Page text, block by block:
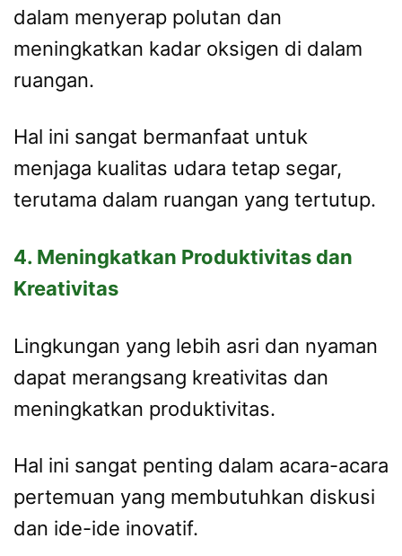
dalam menyerap polutan dan
meningkatkan kadar oksigen di dalam
ruangan.
Hal ini sangat bermanfaat untuk
menjaga kualitas udara tetap segar,
terutama dalam ruangan yang tertutup.
4. Meningkatkan Produktivitas dan
Kreativitas
Lingkungan yang lebih asri dan nyaman
dapat merangsang kreativitas dan
meningkatkan produktivitas.
Hal ini sangat penting dalam acara-acara
pertemuan yang membutuhkan diskusi
dan ide-ide inovatif.